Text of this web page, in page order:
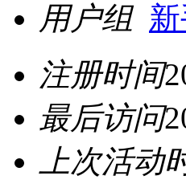
用户组
注册时间
最后访问
上次活动